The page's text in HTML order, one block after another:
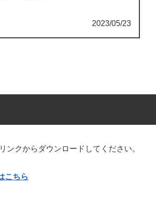
2023/05/23
クからダウンロードしてください。
こちら